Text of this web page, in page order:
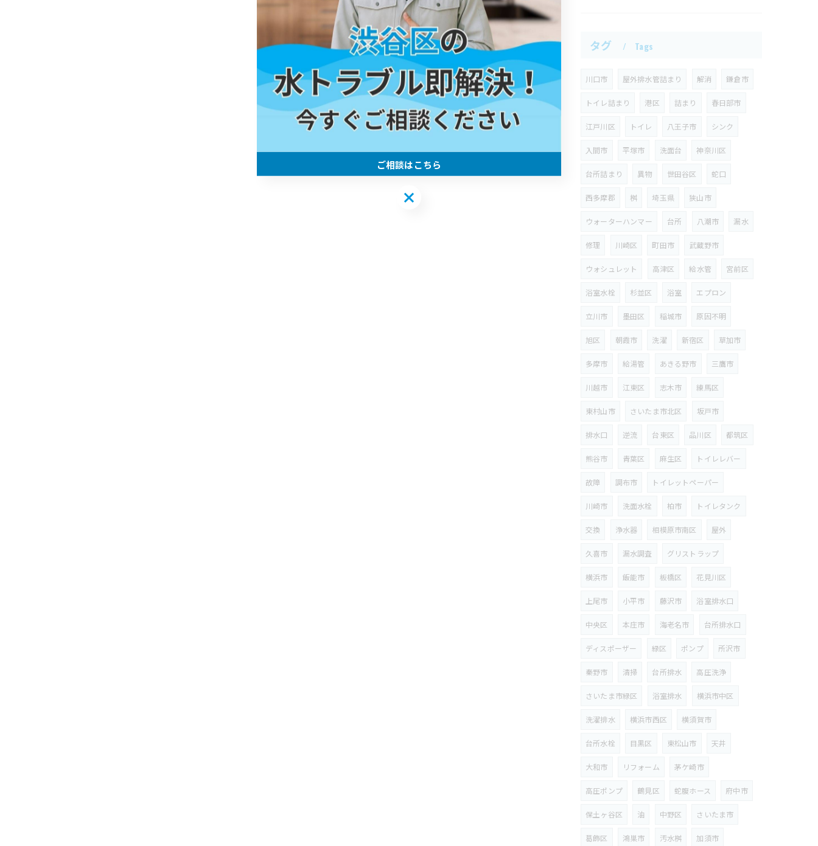
タグ Tags
川口市 屋外排水管詰まり 解消 鎌倉市
トイレ詰まり 港区 詰まり 春日部市
江戸川区 トイレ 八王子市 シンク
入間市 平塚市 洗面台 神奈川区
台所詰まり 異物 世田谷区 蛇口
西多摩郡 桝 埼玉県 狭山市
ウォーターハンマー 台所 八潮市 漏水
修理 川崎区 町田市 武蔵野市
ウォシュレット 高津区 給水管 宮前区
浴室水栓 杉並区 浴室 エプロン
立川市 墨田区 稲城市 原因不明
旭区 朝霞市 洗濯 新宿区 草加市
多摩市 給湯管 あきる野市 三鷹市
川越市 江東区 志木市 練馬区
東村山市 さいたま市北区 坂戸市
排水口 逆流 台東区 品川区 都筑区
熊谷市 青葉区 麻生区 トイレレバー
故障 調布市 トイレットペーパー
川崎市 洗面水栓 柏市 トイレタンク
交換 浄水器 相模原市南区 屋外
久喜市 漏水調査 グリストラップ
横浜市 飯能市 板橋区 花見川区
上尾市 小平市 藤沢市 浴室排水口
中央区 本庄市 海老名市 台所排水口
ディスポーザー 緑区 ポンプ 所沢市
秦野市 清掃 台所排水 高圧洗浄
さいたま市緑区 浴室排水 横浜市中区
洗濯排水 横浜市西区 横須賀市
台所水栓 目黒区 東松山市 天井
大和市 リフォーム 茅ケ崎市
高圧ポンプ 鶴見区 蛇腹ホース 府中市
保土ヶ谷区 油 中野区 さいたま市
葛飾区 鴻巣市 汚水桝 加須市
ご相談はこちら
ご相談はこちら